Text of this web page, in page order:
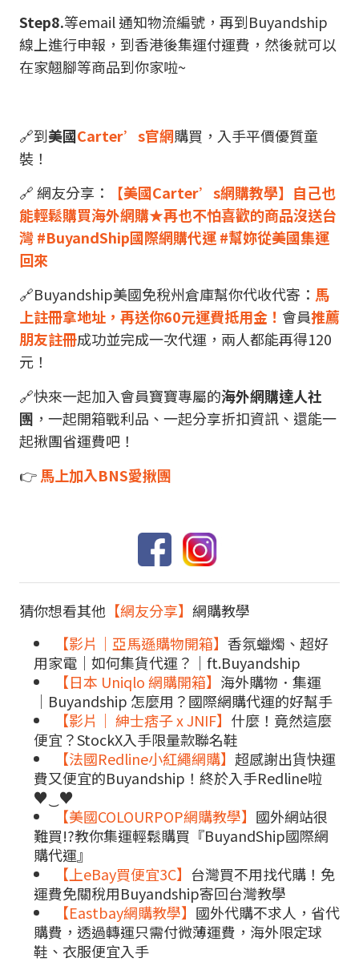
Step8.等email 通知物流編號，再到Buyandship
線上進行申報，到香港後集運付運費，然後就可以
在家翹腳等商品到你家啦~
🔗到美國Carter’s官網購買，入手平價優質童
裝！
🔗 網友分享：
【美國Carter’s網購教學】自己也
能輕鬆購買海外網購★再也不怕喜歡的商品沒送台
灣 #BuyandShip國際網購代運 #幫妳從美國集運
回來
🔗Buyandship美國免稅州倉庫幫你代收代寄： 馬
上註冊拿地址，再送你60元運費抵用金！ 會員推薦
朋友註冊成功並完成一次代運，兩人都能再得120
元！
🔗快來一起加入會員寶寶專屬的海外網購達人社
團 ，一起開箱戰利品、一起分享折扣資訊、還能一
起揪團省運費吧！
👉馬上加入BNS愛揪團
猜你想看其他 【網友分享】 網購教學
【影片｜亞馬遜購物開箱】 香氛蠟燭、超好
用家電｜如何集貨代運？｜ft.Buyandship
【日本 Uniqlo 網購開箱】 海外購物．集運
│Buyandship 怎麼用？國際網購代運的好幫手
【影片｜ 紳士痞子 x JNIF】 什麼！竟然這麼
便宜？StockX入手限量款聯名鞋
【法國Redline小紅繩網購】 超感謝出貨快運
費又便宜的Buyandship！終於入手Redline啦
♥‿♥
【美國COLOURPOP網購教學】 國外網站很
難買!?教你集運輕鬆購買『BuyandShip國際網
購代運』
【上eBay買便宜3C】 台灣買不用找代購！免
運費免關稅用Buyandship寄回台灣教學
【Eastbay網購教學】 國外代購不求人，省代
購費，透過轉運只需付微薄運費，海外限定球
鞋、衣服便宜入手